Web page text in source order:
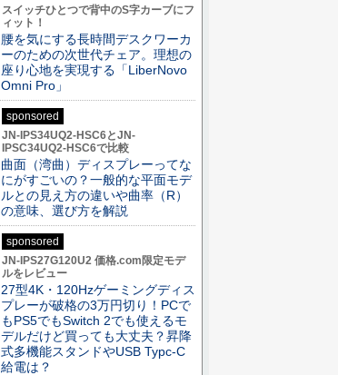
スイッチひとつで背中のS字カーブにフ
ィット！
腰を気にする長時間デスクワーカ
ーのための次世代チェア。理想の
座り心地を実現する「LiberNovo
Omni Pro」
sponsored
JN-IPS34UQ2-HSC6とJN-
IPSC34UQ2-HSC6で比較
曲面（湾曲）ディスプレーってな
にがすごいの？一般的な平面モデ
ルとの見え方の違いや曲率（R）
の意味、選び方を解説
sponsored
JN-IPS27G120U2 価格.com限定モデ
ルをレビュー
27型4K・120Hzゲーミングディス
プレーが破格の3万円切り！PCで
もPS5でもSwitch 2でも使えるモ
デルだけど買っても大丈夫？昇降
式多機能スタンドやUSB Typc-C
給電は？